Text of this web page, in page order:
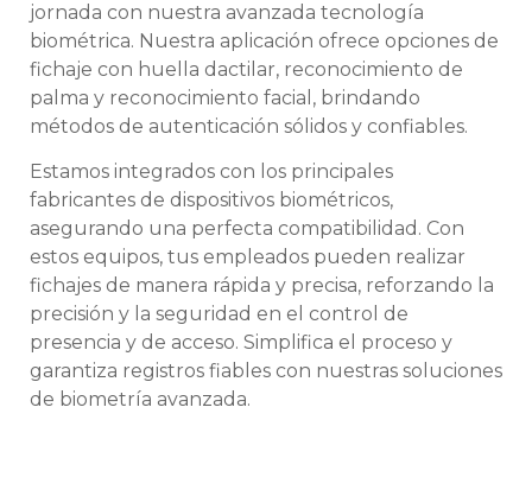
jornada con nuestra avanzada tecnología
biométrica. Nuestra aplicación ofrece opciones de
fichaje con huella dactilar, reconocimiento de
palma y reconocimiento facial, brindando
métodos de autenticación sólidos y confiables.
Estamos integrados con los principales
fabricantes de dispositivos biométricos,
asegurando una perfecta compatibilidad. Con
estos equipos, tus empleados pueden realizar
fichajes de manera rápida y precisa, reforzando la
precisión y la seguridad en el control de
presencia y de acceso. Simplifica el proceso y
garantiza registros fiables con nuestras soluciones
de biometría avanzada.